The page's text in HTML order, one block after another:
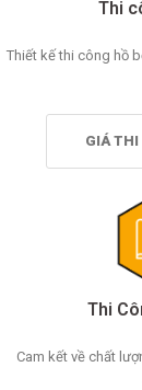
Thi
Thiết kế thi công hồ
GIÁ THI
Thi
Cam kết về chất